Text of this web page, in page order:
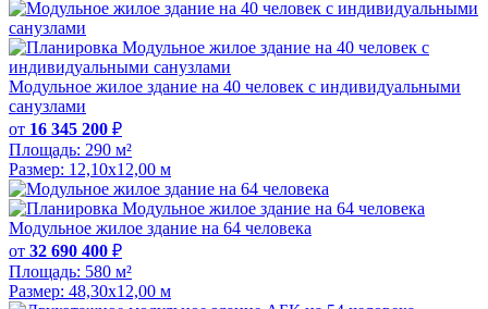
Модульное жилое здание на 40 человек с индивидуальными
санузлами
от 16 345 200 ₽
Площадь: 290 м²
Размер: 12,10х12,00 м
Модульное жилое здание на 64 человека
от 32 690 400 ₽
Площадь: 580 м²
Размер: 48,30х12,00 м